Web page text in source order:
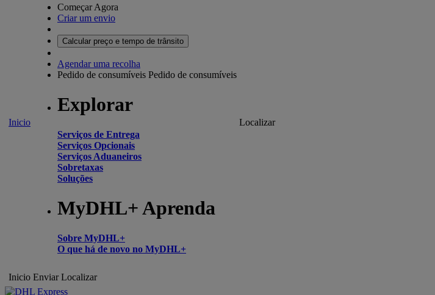
Inicio
Começar Agora
Criar um envio
Calcular preço e tempo de trânsito
Agendar uma recolha
Pedido de consumíveis Pedido de consumíveis
Explorar
Serviços de Entrega
Serviços Opcionais
Serviços Aduaneiros
Sobretaxas
Soluções
MyDHL+ Aprenda
Sobre MyDHL+
O que há de novo no MyDHL+
Localizar
Inicio Enviar Localizar